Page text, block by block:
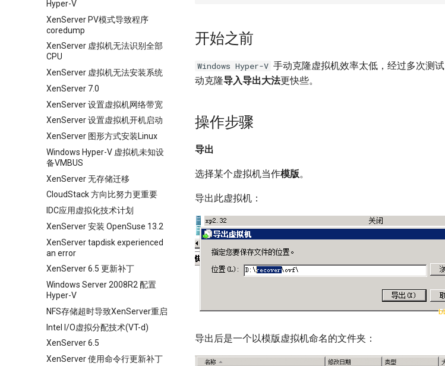
Hyper-V
XenServer PV模式导致程序
coredump
XenServer 虚拟机无法识别全部
CPU
XenServer 虚拟机无法安装系统
XenServer 7.0
XenServer 设置虚拟机网络带宽
XenServer 设置虚拟机开机启动
XenServer 图形方式安装Linux
Windows Hyper-V 虚拟机未知设
备VMBUS
XenServer 无存储迁移
CloudStack 方向比努力更重要
IDC应用虚拟化技术计划
XenServer 安装 OpenSuse 13.2
XenServer tapdisk experienced
an error
XenServer 6.5 更新补丁
Windows Server 2008R2 配置
Hyper-V
NFS存储超时导致XenServer重启
Intel I/O虚拟分配技术(VT-d)
XenServer 6.5
XenServer 使用命令行更新补丁
开始之前
Windows Hyper-V 手动克隆虚拟机效率太低，经过多次测试
动克隆导入导出大法更快些。
操作步骤
导出
选择某个虚拟机当作模版。
导出此虚拟机：
导出后是一个以模版虚拟机命名的文件夹：